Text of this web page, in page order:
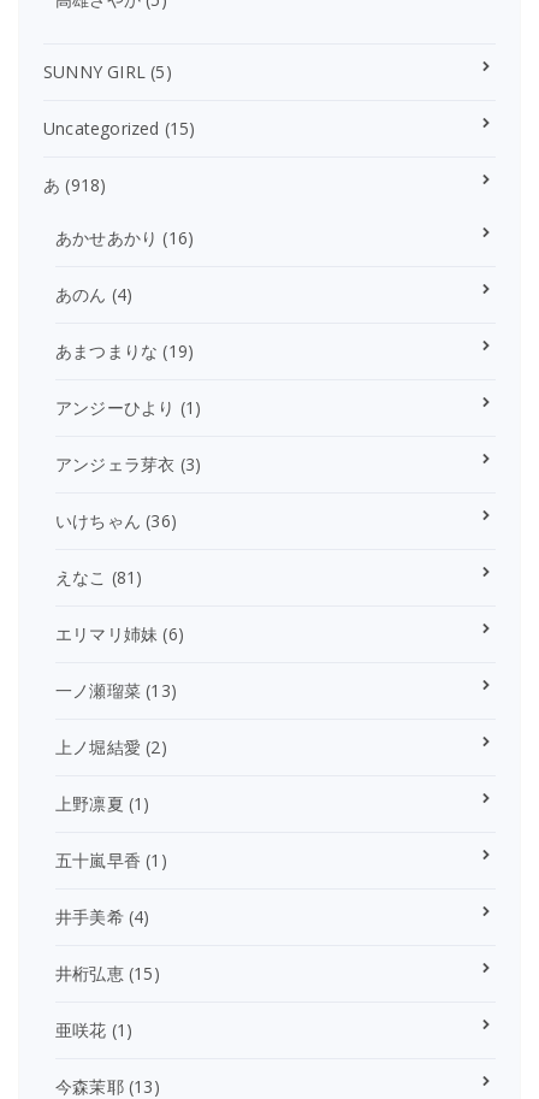
SUNNY GIRL (5)
Uncategorized (15)
あ (918)
あかせあかり (16)
あのん (4)
あまつまりな (19)
アンジーひより (1)
アンジェラ芽衣 (3)
いけちゃん (36)
えなこ (81)
エリマリ姉妹 (6)
一ノ瀬瑠菜 (13)
上ノ堀結愛 (2)
上野凛夏 (1)
五十嵐早香 (1)
井手美希(4)
井桁弘恵(15)
亜咲花 (1)
今森茉耶(13)